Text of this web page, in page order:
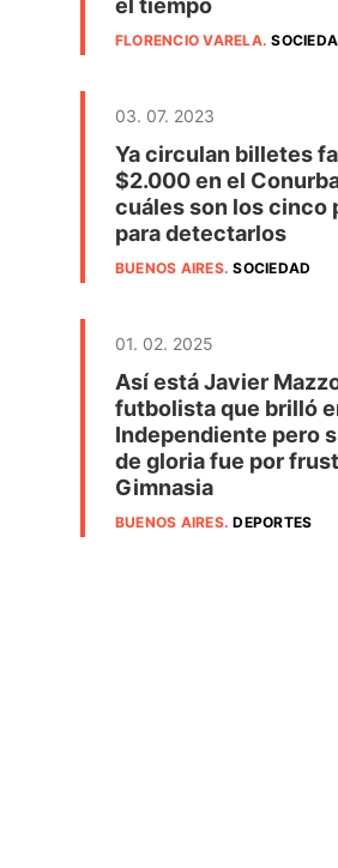
el tiempo
FLORENCIO VARELA.
03. 07. 2023
Ya circulan billetes
$2.000 en el
cuáles son los cinco
para detectarlos
BUENOS AIRES.SOCIEDAD
01. 02. 2025
Así está Javier
futbolista que brilló
Independiente pero
de gloria fue por
Gimnasia
BUENOS AIRES.DEPORTES